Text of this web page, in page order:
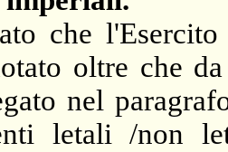
che
oltre che
nel
letali /non